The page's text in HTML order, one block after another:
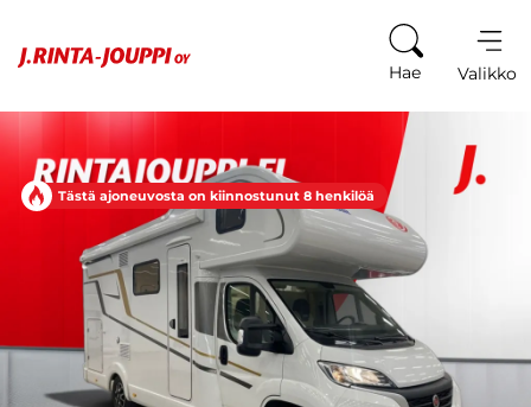
Hae Valikko
Tästä ajoneuvosta on kiinnostunut 8 henkilöä